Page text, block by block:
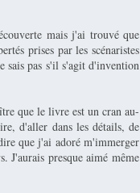
mais j'ai trouvé que
prises par les scénaristes
sais pas s'il s'agit d'invention
que le livre est un cran au-
d'aller dans les détails, de
que j'ai adoré m'immerger
J'aurais presque aimé même